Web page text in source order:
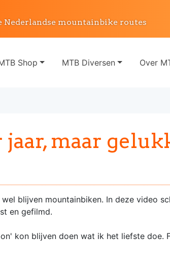
Nederlandse mountainbike routes
Shop MTB Diversen Over
jaar, maar
blijven mountainbiken. In deze video
en gefilmd.
kon blijven doen wat ik het liefste doe.